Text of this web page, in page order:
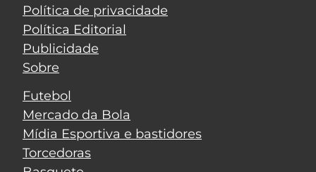
Política de privacidade
Política Editorial
Publicidade
Sobre
Futebol
Mercado da Bola
Mídia Esportiva e bastidores
Torcedoras